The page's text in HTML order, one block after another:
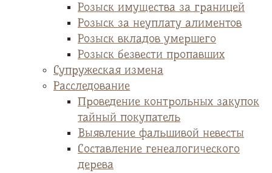
Розыск имущества за границей
Розыск за неуплату алиментов
Розыск вкладов умершего
Розыск безвести пропавших
Супружеская измена
Расследование
Проведение контрольных закупок
тайный покупатель
Выявление фальшивой невесты
Cоставление генеалогического
дерева